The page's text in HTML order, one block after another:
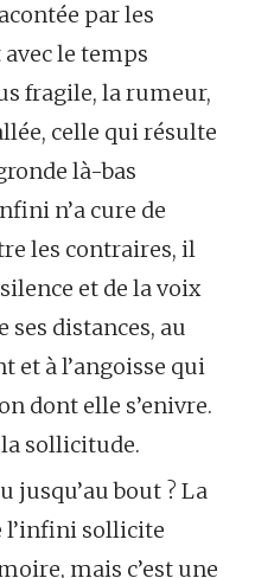
par les
le temps
fragile, la rumeur,
celle qui résulte
là-bas
n’a cure de
les contraires, il
et de la voix
distances, au
et à l’angoisse qui
dont elle s’enivre.
sollicitude.
jusqu’au bout ? La
l’infini sollicite
mais c’est une